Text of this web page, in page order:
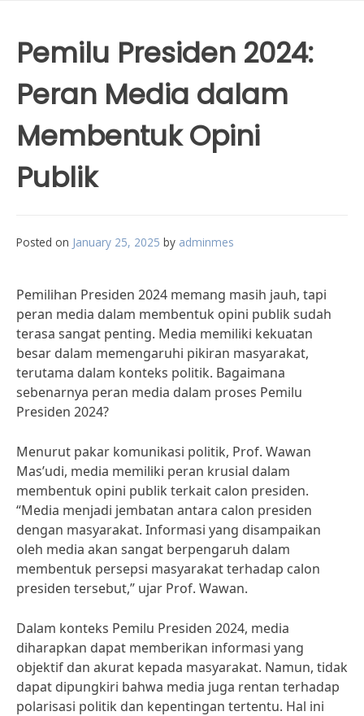
Pemilu Presiden 2024:
Peran Media dalam
Membentuk Opini
Publik
Posted on January 25, 2025 by adminmes
Pemilihan Presiden 2024 memang masih jauh, tapi
peran media dalam membentuk opini publik sudah
terasa sangat penting. Media memiliki kekuatan
besar dalam memengaruhi pikiran masyarakat,
terutama dalam konteks politik. Bagaimana
sebenarnya peran media dalam proses Pemilu
Presiden 2024?
Menurut pakar komunikasi politik, Prof. Wawan
Mas’udi, media memiliki peran krusial dalam
membentuk opini publik terkait calon presiden.
“Media menjadi jembatan antara calon presiden
dengan masyarakat. Informasi yang disampaikan
oleh media akan sangat berpengaruh dalam
membentuk persepsi masyarakat terhadap calon
presiden tersebut,” ujar Prof. Wawan.
Dalam konteks Pemilu Presiden 2024, media
diharapkan dapat memberikan informasi yang
objektif dan akurat kepada masyarakat. Namun, tidak
dapat dipungkiri bahwa media juga rentan terhadap
polarisasi politik dan kepentingan tertentu. Hal ini